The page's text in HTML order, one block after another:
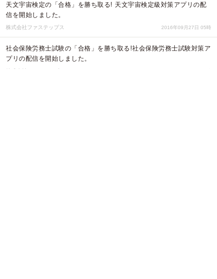
天文宇宙検定の「合格」を勝ち取る! 天文宇宙検定級対策アプリの配
信を開始しました。
株式会社ファステップス 2016年09月27日 05時
社会保険労務士試験の「合格」を勝ち取る!社会保険労務士試験対策ア
プリの配信を開始しました。
株式会社ファステップス